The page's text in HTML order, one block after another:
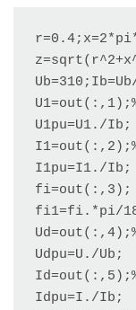
U1pu=U1./Ib;
I1pu=I1./Ib;
fi=out(:,3);
fi1=fi.*pi/
Udpu=U./Ub;
Idpu=I./Ib;